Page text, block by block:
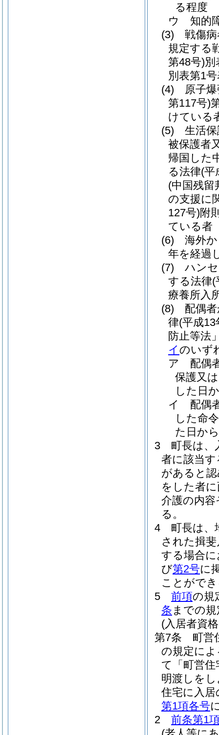
る程度
ウ
知
(3)
戦傷
規定する
第48号)別
別表第1
(4)
原子
第117号)
けている
(5)
生活
被保護者
帰国した
る法律(平
(中国残留
の支援に
127号)附
ている者
(6)
海外
年を経過
(7)
ハン
する法律(
療養所入
(8)
配偶
律(平成
防止等法
イ のいず
ア
配偶
保護又
した日
イ
配偶
した命
た日か
3
町長は、
者に該当
があると
をした者
介護の内
る。
4
町長は、
された揖
する場合
び第2号に
ことがで
5
前項の規
条 までの
(入居者資
第7条
町営
の規定に
て「町営
明渡しを
住宅に入
第1項各号
2
前条第1